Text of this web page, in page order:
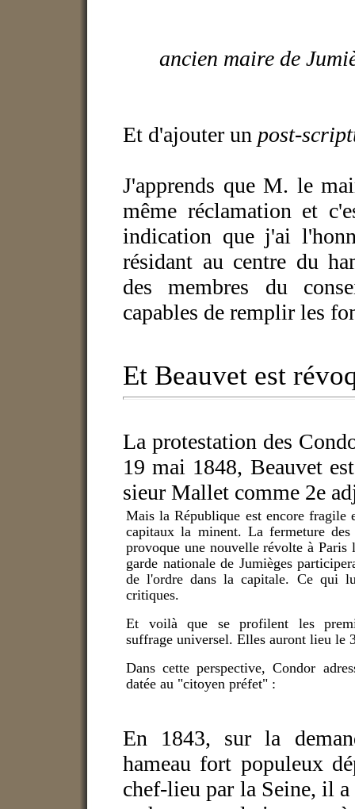
ancien maire de
Et d'ajouter un post-
J'apprends que M. le
même réclamation et
indication que j'ai
résidant au centre du
des membres du
capables de remplir les
Et Beauvet est
La protestation des
19 mai 1848, Beauvet
sieur Mallet comme 2e
Mais la République est encore fragile
capitaux la minent. La fermeture
provoque une nouvelle révolte à
garde nationale de Jumièges
de l'ordre dans la capitale. Ce qui
critiques.
Et voilà que se profilent les
suffrage universel. Elles auront lieu le
Dans cette perspective, Condor
datée au "citoyen préfet" :
En 1843, sur la
hameau fort populeux
chef-lieu par la Seine, il